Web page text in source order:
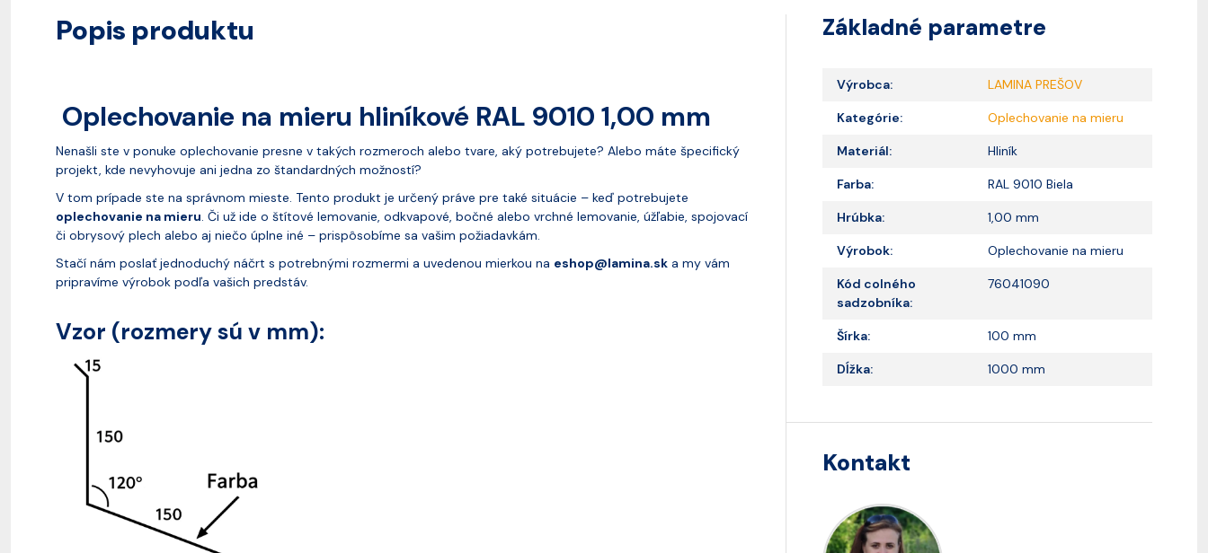
Popis produktu
Oplechovanie na mieru hliníkové RAL 9010 1,00 mm
Nenašli ste v ponuke oplechovanie presne v takých rozmeroch alebo tvare, aký potrebujete? Alebo máte špecifický
projekt, kde nevyhovuje ani jedna zo štandardných možností?
V tom prípade ste na správnom mieste. Tento produkt je určený práve pre také situácie – keď potrebujete
oplechovanie na mieru. Či už ide o štítové lemovanie, odkvapové, bočné alebo vrchné lemovanie, úžľabie, spojovací
či obrysový plech alebo aj niečo úplne iné – prispôsobíme sa vašim požiadavkám.
Stačí nám poslať jednoduchý náčrt s potrebnými rozmermi a uvedenou mierkou na eshop@lamina.sk a my vám
pripravíme výrobok podľa vašich predstáv.
Vzor (rozmery sú v mm):
Základné parametre
Výrobca: LAMINA PREŠOV
Kategórie: Oplechovanie na mieru
Materiál: Hliník
Farba: RAL 9010 Biela
Hrúbka: 1,00 mm
Výrobok: Oplechovanie na mieru
Kód colného
sadzobníka:
76041090
Šírka: 100 mm
Dĺžka: 1000 mm
Kontakt